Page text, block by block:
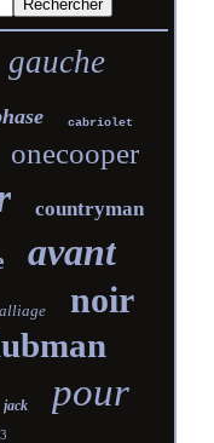
gauche
cabriolet
onecooper
countryman
avant
alliage noir
jack pour